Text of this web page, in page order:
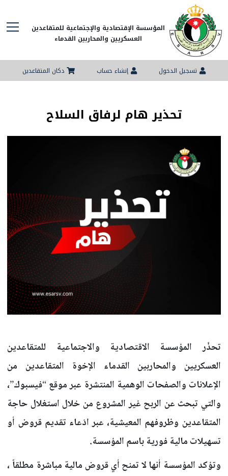
المؤسسة الإقتصادية والإجتماعية للمتقاعدين
العسكريين والمحاربين القدماء
تسجيل الدخول إنشاء حساب دكان المتقاعدين
تحذير هام لرفاق السلاح
تحذّر المؤسسة الاقتصادية والاجتماعية للمتقاعدين
العسكريين والمحاربين القدماء الإخوة المتقاعدين من
الإعلانات والصفحات الوهمية المنتشرة عبر موقع “فيسبوك”،
والتي تبحث عن الربح غير المشروع من خلال استغلال حاجة
المتقاعدين وظروفهم المعيشية، عبر ادّعاء تقديم قروض أو
تسهيلات مالية فورية باسم المؤسسة.
وتؤكد المؤسسة أنها لا تمنح أي قروض مالية مباشرة مطلقاً ،